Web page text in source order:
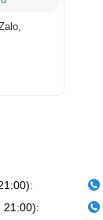
21:00):